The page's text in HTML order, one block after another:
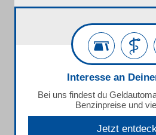
Interesse an
Bei uns findest du
Benzinpreise und
Jetzt